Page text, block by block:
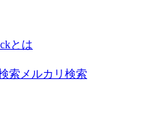
とは
索 メルカリ検索